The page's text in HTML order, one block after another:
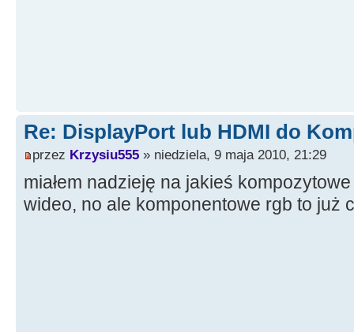
Re: DisplayPort lub HDMI do
przez Krzysiu555 » niedziela, 9 maja 2010, 21:29
miałem nadzieję na jakieś
wideo, no ale komponentowe rgb to już